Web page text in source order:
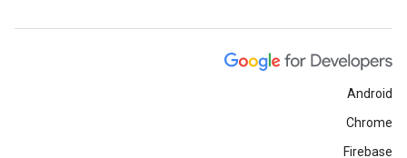
Android
Chrome
Firebase